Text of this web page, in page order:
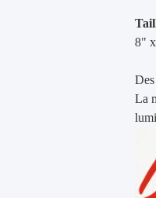
8"
La